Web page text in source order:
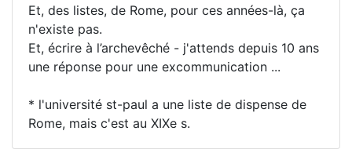
Et, des listes, de Rome, pour ces années-là, ça
n'existe pas.
Et, écrire à l’archevêché - j'attends depuis 10 ans
une réponse pour une excommunication ...
* l'université st-paul a une liste de dispense de
Rome, mais c'est au XIXe s.